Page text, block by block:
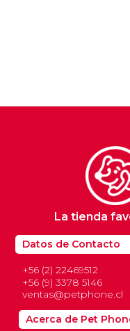
Datos de Contacto
+56 (2) 22469512
+56 (9) 3378 5146
ventas@petphone.cl
La tienda
Acerca de Pet